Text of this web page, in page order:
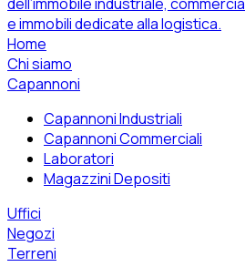
Home
Chi siamo
Capannoni
Capannoni Industriali
Capannoni Commerciali
Laboratori
Magazzini Depositi
Uffici
Negozi
Terreni